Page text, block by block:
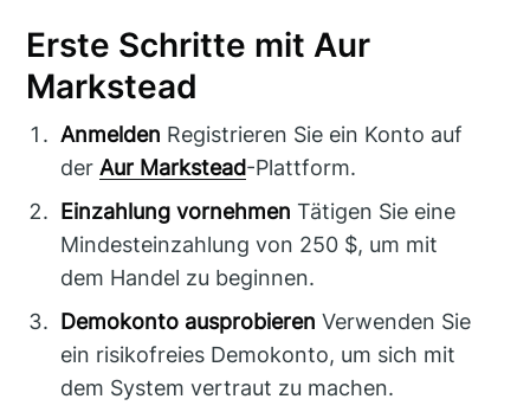
Erste Schritte mit Aur
Markstead
Anmelden Registrieren Sie ein Konto auf
derAur Markstead-Plattform.
Einzahlung vornehmen Tätigen Sie eine
Mindesteinzahlung von 250 $, um mit
dem Handel zu beginnen.
Demokonto ausprobieren Verwenden Sie
ein risikofreies Demokonto, um sich mit
dem System vertraut zu machen.